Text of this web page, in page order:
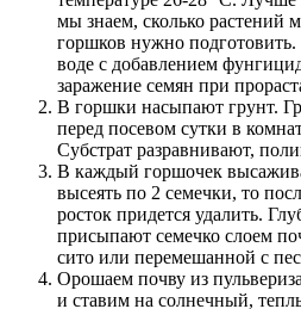
мы знаем, сколько растений
горшков нужно подготовить.
воде с добавлением
заражение семян при
В горшки насыпают грунт.
перед посевом сутки в
Субстрат разравнивают,
В каждый горшочек
высеять по 2 семечки, то
росток придется удалить.
присыпают семечко слоем
сито или перемешанной с
Орошаем почву из
и ставим на солнечный,